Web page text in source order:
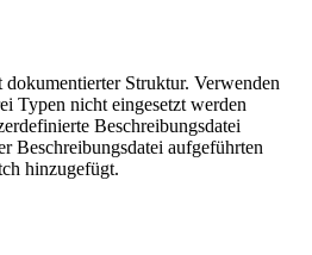
Struktur. Verwenden
Typen nicht eingesetzt werden
Beschreibungsdatei
Beschreibungsdatei aufgeführten
hinzugefügt.